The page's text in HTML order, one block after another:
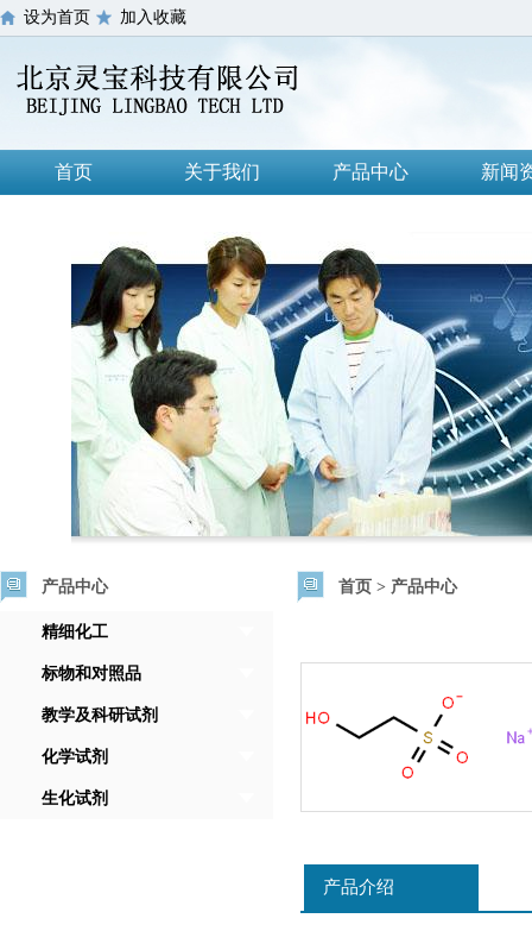
设为首页 加入收藏
首页 关于我们 产品中心 新闻
产品中心
精细化工
标物和对照品
教学及科研试剂
化学试剂
生化试剂
首页 > 产品中心
产品介绍